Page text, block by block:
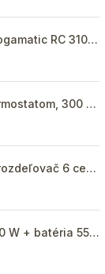
Buderus Logamatic RC 310 s FA snímačom,biely
El. tyč s termostatom, 300 W - biela
Nerezový rozdeľovač 6 cestný pre podlahové vykurovanie
Avansa 700 W + batéria 55Ah